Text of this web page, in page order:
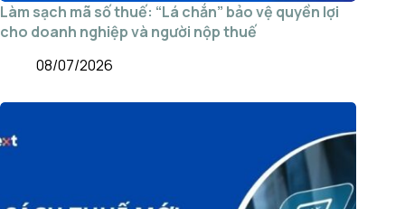
Làm sạch mã số thuế: “Lá chắn” bảo vệ quyền lợi
cho doanh nghiệp và người nộp thuế
08/07/2026